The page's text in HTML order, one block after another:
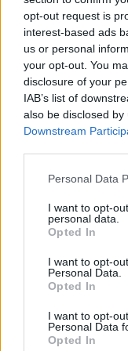
opt-out request is
interest-based ads
us or personal
your opt-out. You
disclosure of your
IAB’s list of
also be disclosed
Downstream
Please note that
not limited to your
grant or deny
use your data for
consent section.
Personal Data
I want to opt-
personal data.
Opted In
I want to opt-
Personal Data.
Opted In
I want to opt-
Personal Data
Opted In
των
Με την επιτυχή
κατάρτισης, οι
επαγγελματικής
Ιωαννίνων της
https://
ΑΣΕΠ:
μόνο 2